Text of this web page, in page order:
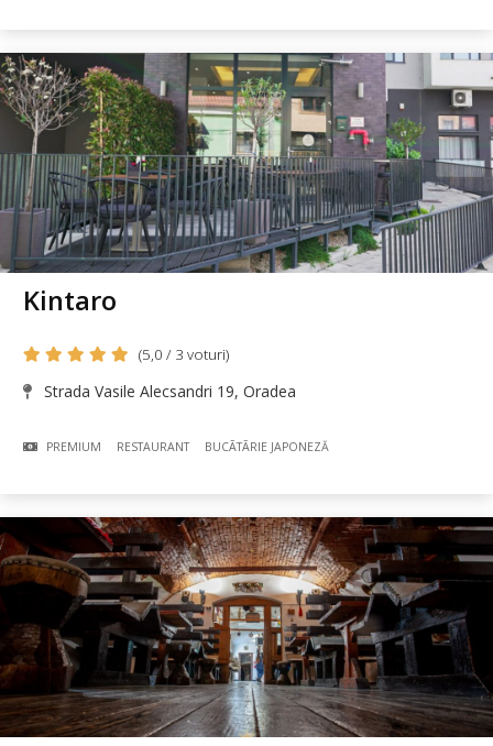
Kintaro
(5,0 / 3 voturi)
Strada Vasile Alecsandri 19, Oradea
PREMIUM RESTAURANT BUCÃTÃRIE JAPONEZĂ